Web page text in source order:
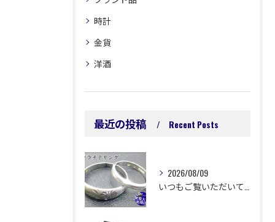
時計
金貨
洋酒
最近の投稿 Recent Posts
2026/08/09